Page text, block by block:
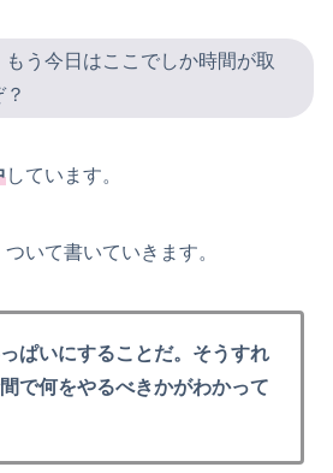
もう今日はここでしか時間が取
しています。
いて書いていきます。
ぱいにすることだ。そうすれ
で何をやるべきかがわかって